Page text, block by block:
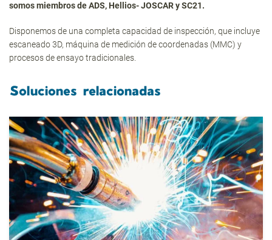
somos miembros de ADS, Hellios- JOSCAR y SC21.
Disponemos de una completa capacidad de inspección, que incluye
escaneado 3D, máquina de medición de coordenadas (MMC) y
procesos de ensayo tradicionales.
Soluciones relacionadas